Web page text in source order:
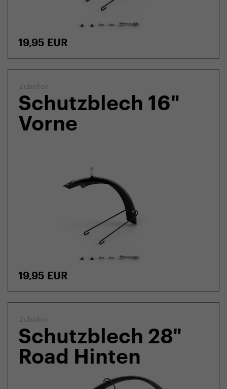
19,95 EUR
Zubehör
Schutzblech 16"
Vorne
19,95 EUR
Zubehör
Schutzblech 28"
Road Hinten